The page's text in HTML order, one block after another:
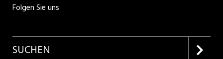
Folgen Sie uns
SUCHEN